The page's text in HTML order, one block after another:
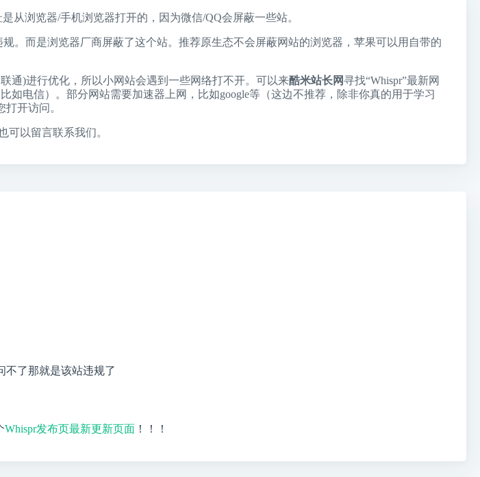
从浏览器/手机浏览器打开的，因为微信/QQ会屏蔽一些站。
。而是浏览器厂商屏蔽了这个站。推荐原生态不会屏蔽网站的浏览器，苹果可以用自带的
通)进行优化，所以小网站会遇到一些网络打不开。可以来酷米站长网寻找“Whispr”最新网
如电信）。部分网站需要加速器上网，比如google等（这边不推荐，除非你真的用于学习
开访问。
可以留言联系我们。
不了那就是该站违规了
Whispr发布页最新更新页面 ！！！